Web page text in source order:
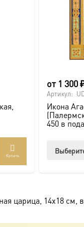
Купить
от 1 300
Артикул:
Икона
450 в
царица, 14х18 см,